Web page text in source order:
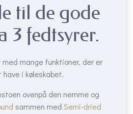
til de gode
3 fedtsyrer.
med mange funktioner, der er
have i køleskabet.
ovenpå den nemme og
sammen med Semi-dried